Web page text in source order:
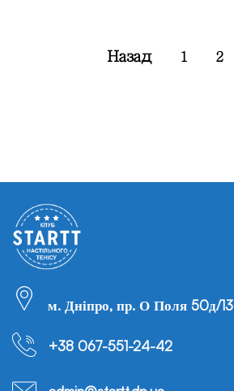
Назад 1 2
м. Дніпро, пр. О Поля 50д/13
+38 067-551-24-42